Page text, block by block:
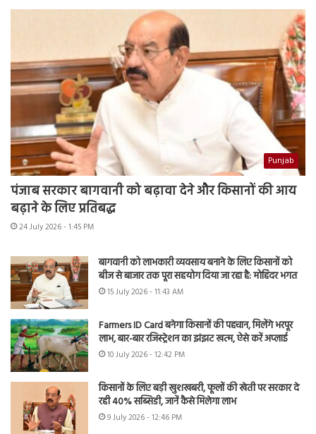
Punjab
पंजाब सरकार बागवानी को बढ़ावा देने और किसानों की आय
बढ़ाने के लिए प्रतिबद्ध
24 July 2026 - 1:45 PM
बागवानी को लाभकारी व्यवसाय बनाने के लिए किसानों को
बीज से बाजार तक पूरा सहयोग दिया जा रहा है: मोहिंदर भगत
15 July 2026 - 11:43 AM
Farmers ID Card बनेगा किसानों की पहचान, मिलेंगे भरपूर
लाभ, बार-बार रजिस्ट्रेशन का झंझट खत्म, ऐसे करें अप्लाई
10 July 2026 - 12:42 PM
किसानों के लिए बड़ी खुशखबरी, फूलों की खेती पर सरकार दे
रही 40% सब्सिडी, जानें कैसे मिलेगा लाभ
9 July 2026 - 12:46 PM